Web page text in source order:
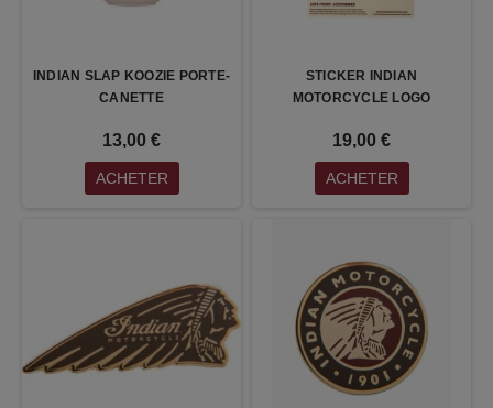
INDIAN SLAP KOOZIE PORTE-
CANETTE
13,00 €
ACHETER
STICKER INDIAN
MOTORCYCLE LOGO
19,00 €
ACHETER